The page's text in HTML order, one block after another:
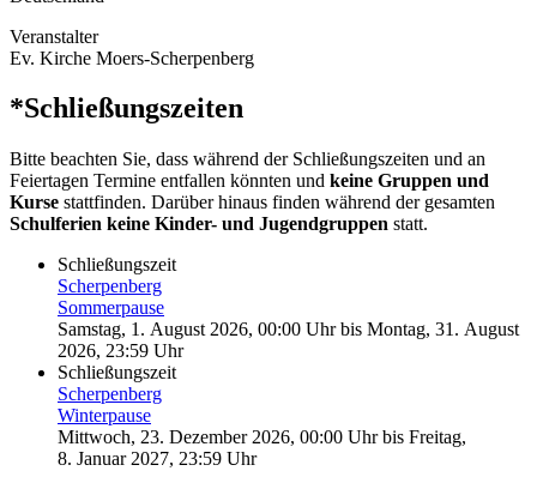
Veranstalter
Ev. Kirche Moers-Scherpenberg
*Schließungszeiten
Bitte beachten Sie, dass während der Schließungszeiten und an
Feiertagen Termine entfallen könnten und keine Gruppen und
Kurse stattfinden. Darüber hinaus finden während der gesamten
Schulferien keine Kinder- und Jugendgruppen statt.
Schließungszeit
Scherpenberg
Sommerpause
Samstag, 1. August 2026, 00:00 Uhrbis Montag, 31. August
2026, 23:59 Uhr
Schließungszeit
Scherpenberg
Winterpause
Mittwoch, 23. Dezember 2026, 00:00 Uhrbis Freitag,
8. Januar 2027, 23:59 Uhr